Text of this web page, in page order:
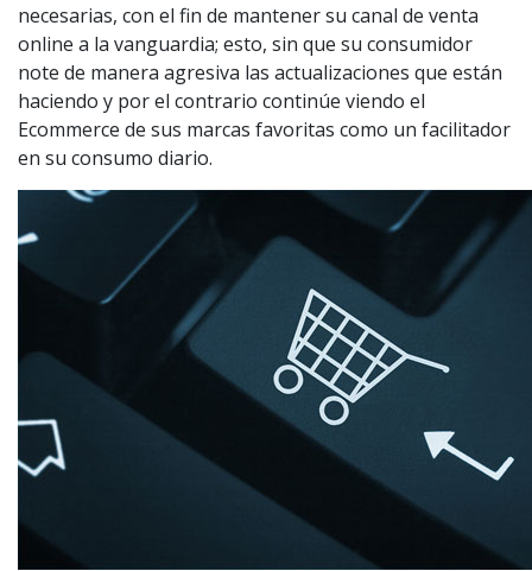
necesarias, con el fin de mantener su canal de venta
online a la vanguardia; esto, sin que su consumidor
note de manera agresiva las actualizaciones que están
haciendo y por el contrario continúe viendo el
Ecommerce de sus marcas favoritas como un facilitador
en su consumo diario.